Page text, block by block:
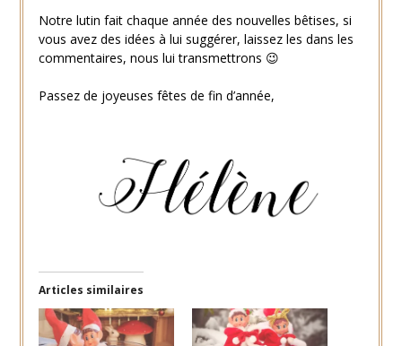
Notre lutin fait chaque année des nouvelles bêtises, si
vous avez des idées à lui suggérer, laissez les dans les
commentaires, nous lui transmettrons 😉
Passez de joyeuses fêtes de fin d’année,
Articles similaires